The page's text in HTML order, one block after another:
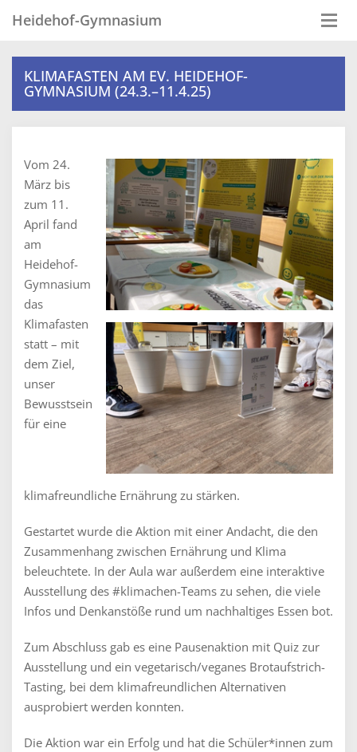
Heidehof-Gymnasium
KLIMAFASTEN AM EV. HEIDEHOF-
GYMNASIUM (24.3.–11.4.25)
Vom 24.
März bis
zum 11.
April fand
am
Heidehof-
Gymnasium
das
Klimafasten
statt – mit
dem Ziel,
unser
Bewusstsein
für eine
klimafreundliche Ernährung zu stärken.
Gestartet wurde die Aktion mit einer Andacht, die den
Zusammenhang zwischen Ernährung und Klima
beleuchtete. In der Aula war außerdem eine interaktive
Ausstellung des #klimachen-Teams zu sehen, die viele
Infos und Denkanstöße rund um nachhaltiges Essen bot.
Zum Abschluss gab es eine Pausenaktion mit Quiz zur
Ausstellung und ein vegetarisch/veganes Brotaufstrich-
Tasting, bei dem klimafreundlichen Alternativen
ausprobiert werden konnten.
Die Aktion war ein Erfolg und hat die Schüler*innen zum